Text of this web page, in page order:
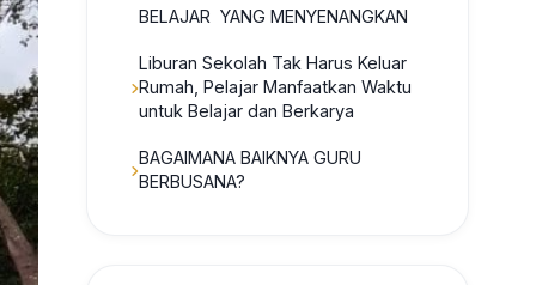
BELAJAR YANG MENYENANGKAN
Liburan Sekolah Tak Harus Keluar
Rumah, Pelajar Manfaatkan Waktu
untuk Belajar dan Berkarya
BAGAIMANA BAIKNYA GURU
BERBUSANA?